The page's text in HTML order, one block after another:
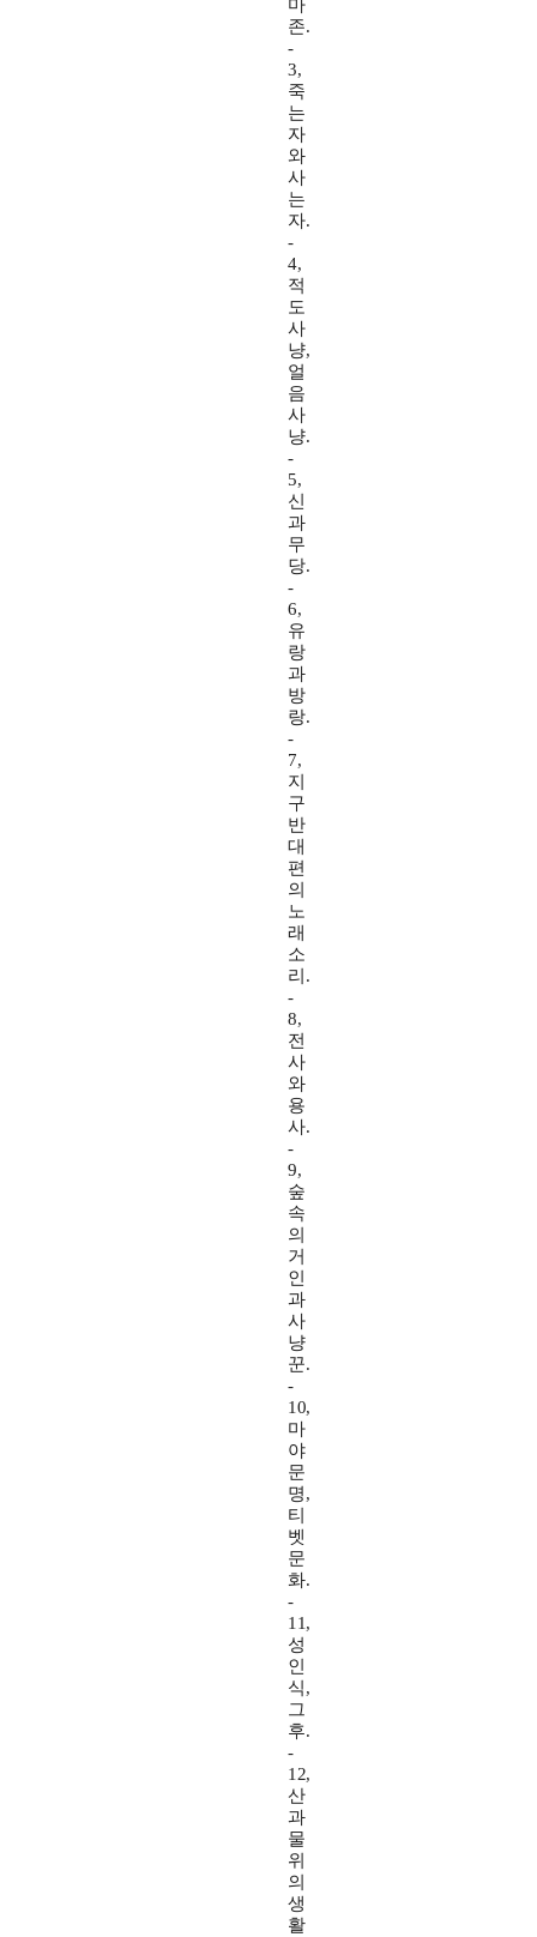
마
존.
-
3,
죽
는
자
와
사
는
자.
-
4,
적
도
사
냥,
얼
음
사
냥.
-
5,
신
과
무
당.
-
6,
유
랑
과
방
랑.
-
7,
지
구
반
대
편
의
노
래
소
리.
-
8,
전
사
와
용
사.
-
9,
숲
속
의
거
인
과
사
냥
꾼.
-
10,
마
야
문
명,
티
벳
문
화.
-
11,
성
인
식,
그
후.
-
12,
산
과
물
위
의
생
활